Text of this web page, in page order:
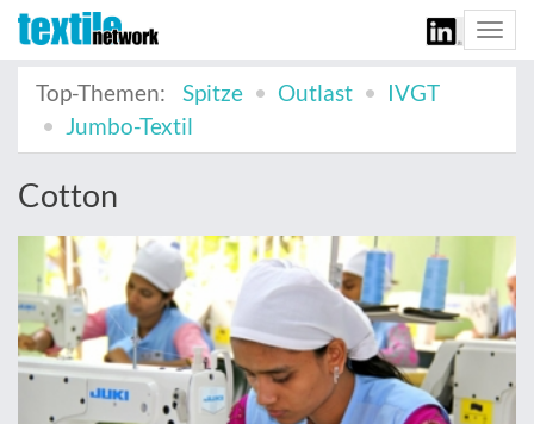
Top-Themen:
Spitze Outlast
IVGT
Jumbo-Textil
Cotton